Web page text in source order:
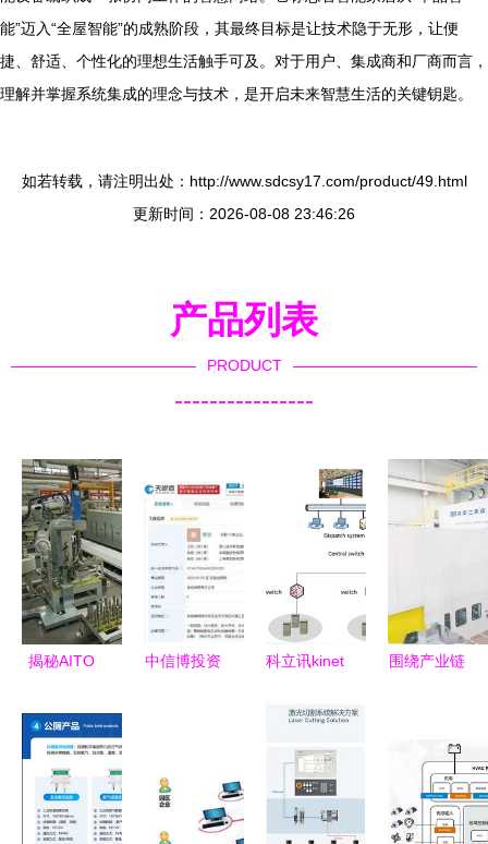
能”迈入“全屋智能”的成熟阶段，其最终目标是让技术隐于无形，让便
捷、舒适、个性化的理想生活触手可及。对于用户、集成商和厂商而言，
理解并掌握系统集成的理念与技术，是开启未来智慧生活的关键钥匙。
如若转载，请注明出处：http://www.sdcsy17.com/product/49.html
更新时间：2026-08-08 23:46:26
产品列表
PRODUCT
----------------
揭秘AITO
生记 走近
赛力斯重庆
智慧工厂的
智能制造魔
中信博投资
系统集成新
科立讯kinet
度系统亮相
安博会 集
成智慧平台
引领安防新
围绕产业链
来五个超百
亿项目